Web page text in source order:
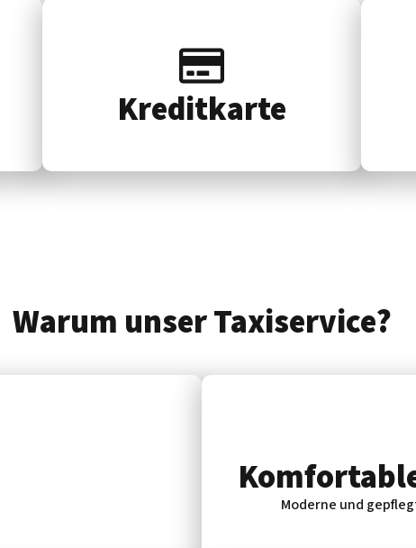
Kredit­karte
Warum unser Taxiservice?
Moderne und